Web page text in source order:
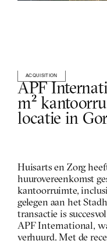
ACQUISITION
APF
m²
locatie in
Huisarts en Zorg
huurovereenkomst
kantoorruimte,
gelegen aan het
transactie is
APF International,
verhuurd. Met de